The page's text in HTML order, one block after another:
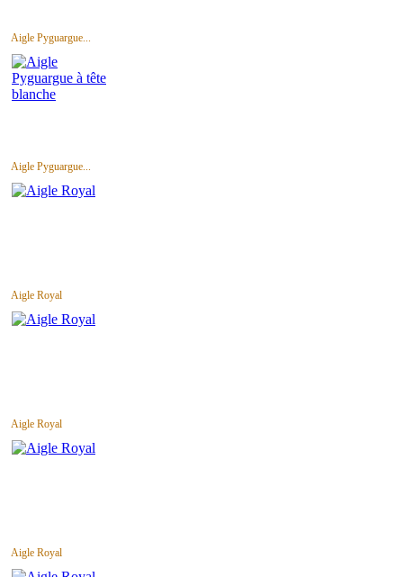
Aigle Pyguargue...
Aigle Pyguargue...
Aigle Royal
Aigle Royal
Aigle Royal